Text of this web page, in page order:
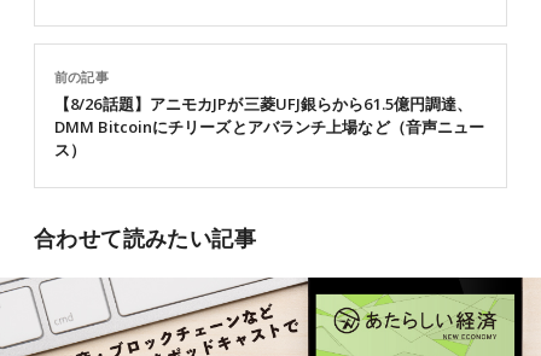
前の記事
【8/26話題】アニモカJPが三菱UFJ銀らから61.5億円調達、
DMM Bitcoinにチリーズとアバランチ上場など（音声ニュー
ス）
合わせて読みたい記事